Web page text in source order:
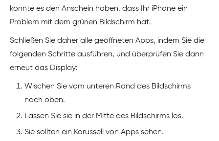
könnte es den Anschein haben, dass Ihr iPhone ein
Problem mit dem grünen Bildschirm hat.
Schließen Sie daher alle geöffneten Apps, indem Sie die
folgenden Schritte ausführen, und überprüfen Sie dann
erneut das Display:
Wischen Sie vom unteren Rand des Bildschirms
nach oben.
Lassen Sie sie in der Mitte des Bildschirms los.
Sie sollten ein Karussell von Apps sehen.